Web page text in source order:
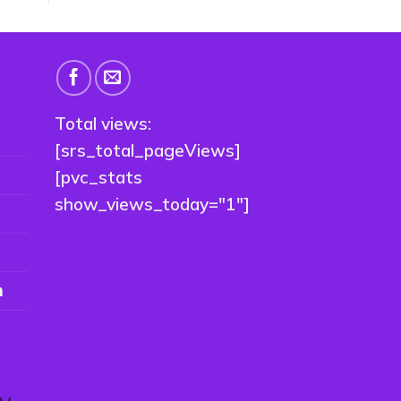
Total views:
[srs_total_pageViews]
[pvc_stats
show_views_today="1"]